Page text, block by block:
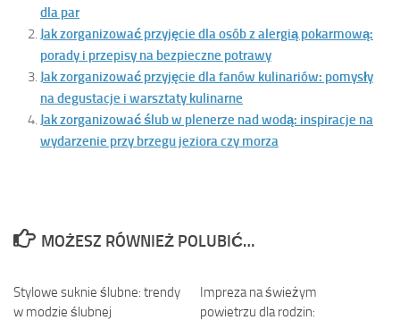
dla par
Jak zorganizować przyjęcie dla osób z alergią pokarmową:
porady i przepisy na bezpieczne potrawy
Jak zorganizować przyjęcie dla fanów kulinariów: pomysły
na degustacje i warsztaty kulinarne
Jak zorganizować ślub w plenerze nad wodą: inspiracje na
wydarzenie przy brzegu jeziora czy morza
MOŻESZ RÓWNIEŻ POLUBIĆ…
Stylowe suknie ślubne: trendy
w modzie ślubnej
Impreza na świeżym
powietrzu dla rodzin: